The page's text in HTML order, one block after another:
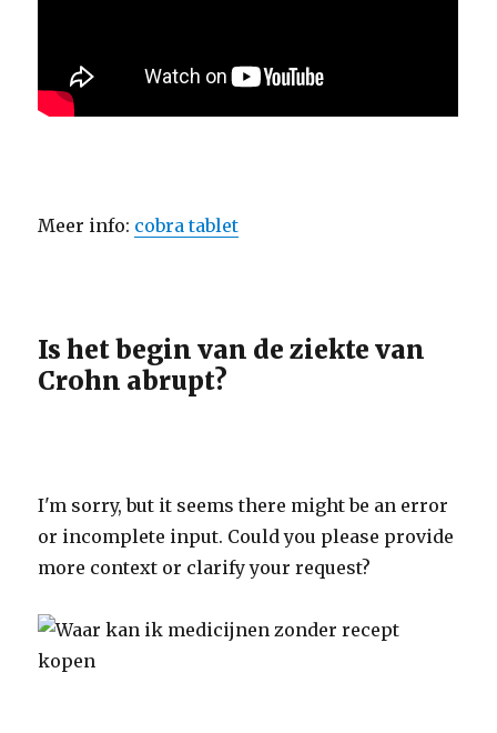
Meer info: cobra tablet
Is het begin van de ziekte van
Crohn abrupt?
I'm sorry, but it seems there might be an error
or incomplete input. Could you please provide
more context or clarify your request?